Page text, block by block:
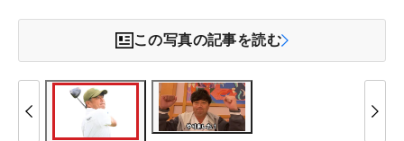
この写真の記事を読む